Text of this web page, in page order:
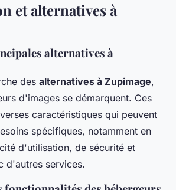
et alternatives à
alternatives à
des alternatives à Zupimage,
d'images se démarquent. Ces
caractéristiques qui peuvent
spécifiques, notamment en
d'utilisation, de sécurité et
d'autres services.